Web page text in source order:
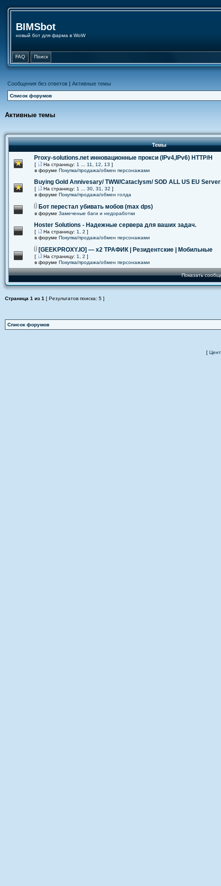
BIMSbot
новый бот для фарма в WoW
FAQ Поиск
Сообщения без ответов | Активные темы
Список форумов
Активные темы
Темы
Proxy-solutions.net инновационные прокси (IPv4,IPv6) НТТР/Н
[ На страницу: 1 11 12 13 ]
в форуме Покупка/продажа/обмен персонажами
Buying Gold Annivesary/ TWW/Cataclysm/ SOD ALL US EU
[ На страницу: 1 30 31 32 ]
в форуме Покупка/продажа/обмен голда
Бот перестал убивать мобов (max dps)
в форуме Замеченые баги и недоработки
Hoster Solutions - Надежные сервера для ваших задач.
[ На страницу: 1 2 ]
в форуме Покупка/продажа/обмен персонажами
[GEEKPROXY.IO] — x2 ТРАФИК | Резидентские | Мобильные
[ На страницу: 1 2 ]
в форуме Покупка/продажа/обмен персонажами
Показать
Страница 1 из 1 [ Результатов поиска: 5 ]
Список форумов
[